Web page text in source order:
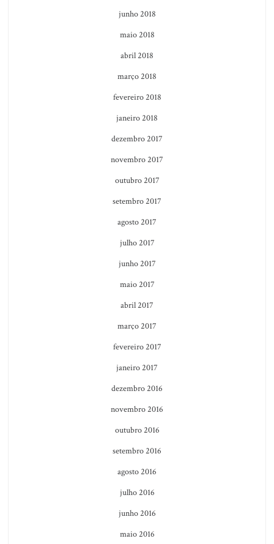
junho 2018
maio 2018
abril 2018
março 2018
fevereiro 2018
janeiro 2018
dezembro 2017
novembro 2017
outubro 2017
setembro 2017
agosto 2017
julho 2017
junho 2017
maio 2017
abril 2017
março 2017
fevereiro 2017
janeiro 2017
dezembro 2016
novembro 2016
outubro 2016
setembro 2016
agosto 2016
julho 2016
junho 2016
maio 2016